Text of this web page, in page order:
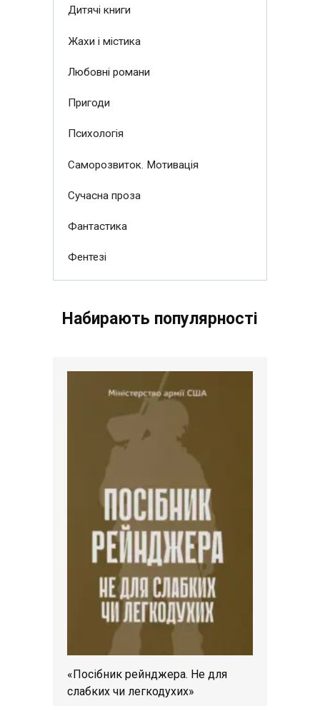
Дитячі книги
Жахи і містика
Любовні романи
Пригоди
Психологія
Саморозвиток. Мотивація
Сучасна проза
Фантастика
Фентезі
Набирають популярності
«Посібник рейнджера. Не для
слабких чи легкодухих»